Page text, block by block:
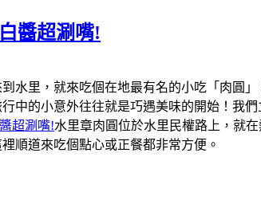
醬超涮嘴!
水里，就來吃個在地最有名的小吃「肉圓
中的小意外往往就是巧遇美味的開始！我
超涮嘴!水里章肉圓位於水里民權路上，就
順道來吃個點心或正餐都非常方便。